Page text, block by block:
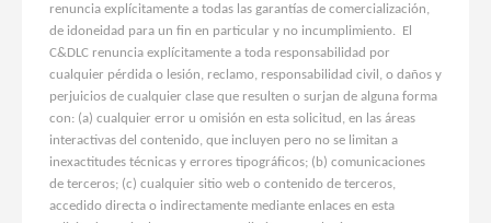
renuncia explícitamente a todas las garantías de comercialización,
de idoneidad para un fin en particular y no incumplimiento. El
C&DLC renuncia explícitamente a toda responsabilidad por
cualquier pérdida o lesión, reclamo, responsabilidad civil, o daños y
perjuicios de cualquier clase que resulten o surjan de alguna forma
con: (a) cualquier error u omisión en esta solicitud, en las áreas
interactivas del contenido, que incluyen pero no se limitan a
inexactitudes técnicas y errores tipográficos; (b) comunicaciones
de terceros; (c) cualquier sitio web o contenido de terceros,
accedido directa o indirectamente mediante enlaces en esta